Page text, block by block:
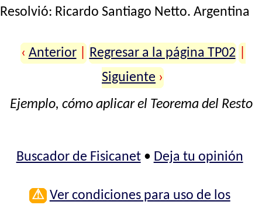
Resolvió: Ricardo Santiago Netto. Argentina
‹ Anterior Regresar a la página TP02
Siguiente ›
Ejemplo, cómo aplicar el Teorema del Resto
Buscador de Fisicanet• Deja tu opinión
⚠ Ver condiciones para uso de los